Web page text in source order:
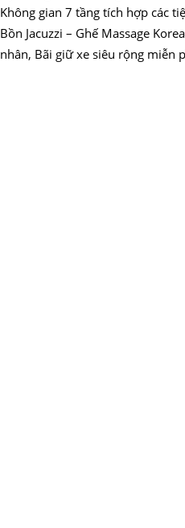
Không gian 7 tầng tích hợp các
Bồn Jacuzzi – Ghế Massage
nhân, Bãi giữ xe siêu rộng miễn